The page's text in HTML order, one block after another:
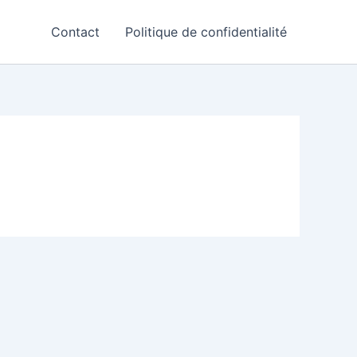
Contact Politique de confidentialité